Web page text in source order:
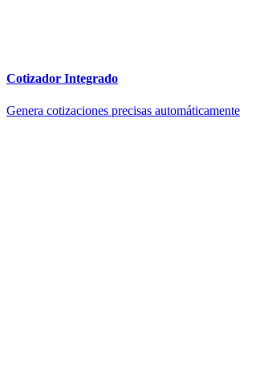
Cotizador Integrado
Genera cotizaciones precisas automáticamente